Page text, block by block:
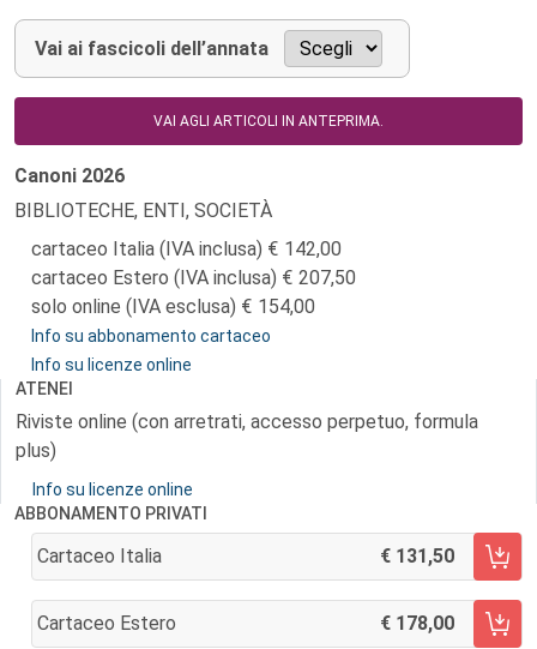
Vai ai fascicoli dell’annata
VAI AGLI ARTICOLI IN ANTEPRIMA.
Canoni 2026
BIBLIOTECHE, ENTI, SOCIETÀ
cartaceo Italia (IVA inclusa)
142,00
cartaceo Estero (IVA inclusa)
207,50
solo online (IVA esclusa)
154,00
Info su abbonamento cartaceo
Info su licenze online
ATENEI
Riviste online (con arretrati, accesso perpetuo, formula
plus)
Info su licenze online
ABBONAMENTO PRIVATI
Cartaceo Italia 131,50
AGGIUNGI AL CARRELLO
Cartaceo Estero 178,00
AGGIUNGI AL CARRELLO